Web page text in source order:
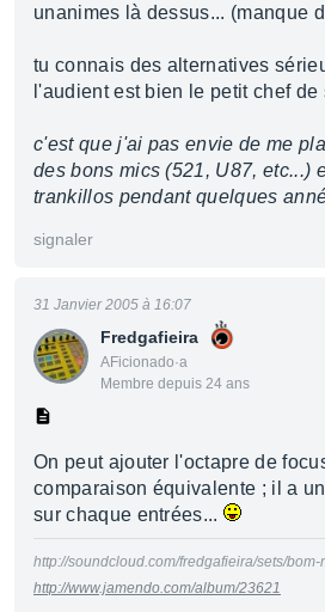
unanimes là dessus... (manque
tu connais des alternatives
l'audient est bien le petit chef
c'est que j'ai pas envie de me
des bons mics (521, U87, etc...)
trankillos pendant quelques
signaler
Fredgafieira
AFicionado·a
Membre depuis 24 ans
31 Janvier 2005 à 16:07
On peut ajouter l'octapre de
comparaison équivalente ; il a
sur chaque entrées...
http://soundcloud.com/fredgafieira/sets/bom-
http://www.jamendo.com/album/23621